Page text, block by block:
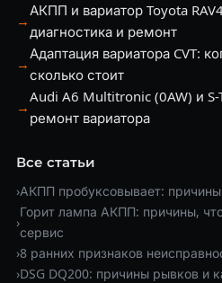
→
АКПП и вариатор Toyota
диагностика и ремонт
→
Адаптация вариатора CVT:
сколько стоит
→
Audi A6 Multitronic (0AW) и S-
ремонт вариатора
Все статьи
›АКПП пробуксовывает: причины
›
Горит лампа АКПП: причины,
сервис
›8 ранних признаков
›DSG DQ200: причины рывков и